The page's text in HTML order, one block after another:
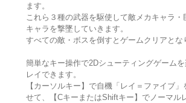
ます。
これら３種の武器を駆使して敵メカキャラ・
キャラを撃墜していきます。
すべての敵・ボスを倒すとゲームクリアとな
簡単なキー操作で2Dシューティングゲーム
レイできます。
【カーソルキー】で自機「レイ＝ファイブ」
せて、【CキーまたはShiftキー】でノーマル